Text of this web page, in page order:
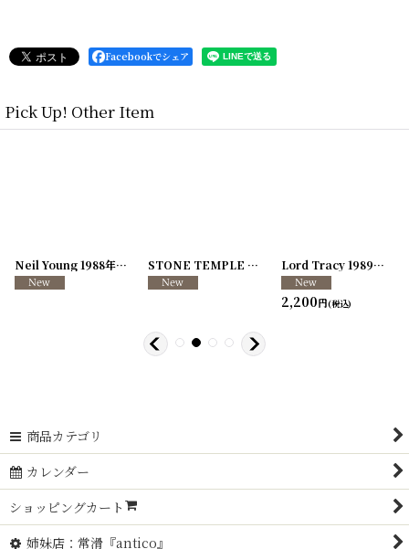
Facebookでシェア
Pick Up! Other Item
[250726-04] [250726-31
Neil Young 1988年 This Note's For You Tour 250117-70]
STONE TEMPLE PILOTS 1996-1997年 TOUR96/97 Lord Tracy 1989年 Deaf Gods of Babylon Tour
2,200円(税込)
商品カテゴリ
カレンダー
ショッピングカート
姉妹店：常滑『antico』